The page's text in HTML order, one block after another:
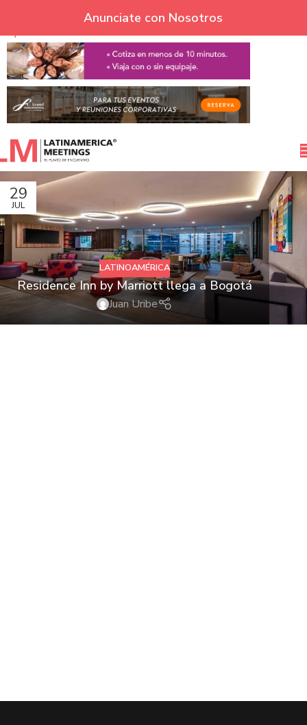
Skip to navigation
Skip to main content
Anunciate con Nosotros
29
JUL
LATINOAMÉRICA
Residence Inn by Marriott llega a Bogotá
Juan Uribe